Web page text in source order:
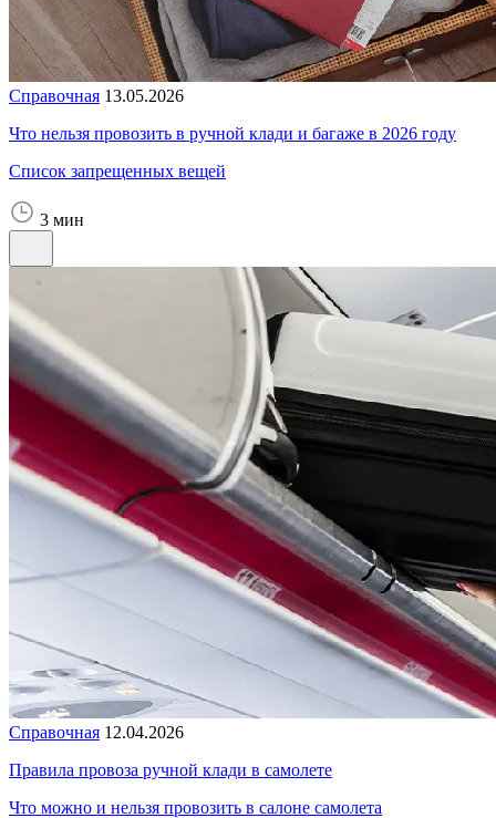
Справочная 13.05.2026
Что нельзя провозить в ручной клади и багаже в 2026 году
Список запрещенных вещей
3 мин
Справочная 12.04.2026
Правила провоза ручной клади в самолете
Что можно и нельзя провозить в салоне самолета